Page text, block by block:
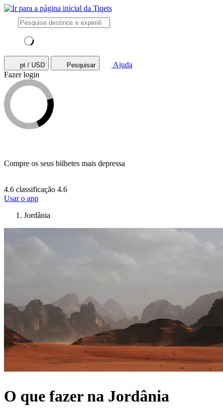
pt / USD Pesquisar
Ajuda
Fazer login
Compre os seus bilhetes mais depressa
4.6 classificação 4.6
Usar o app
Jordânia
O que fazer na Jordânia